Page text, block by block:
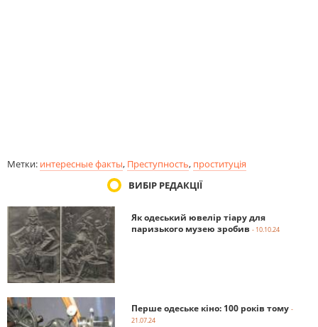
Метки: интересные факты, Преступность, проституція
ВИБІР РЕДАКЦІЇ
Як одеський ювелір тіару для
паризького музею зробив - 10.10.24
Перше одеське кіно: 100 років тому -
21.07.24